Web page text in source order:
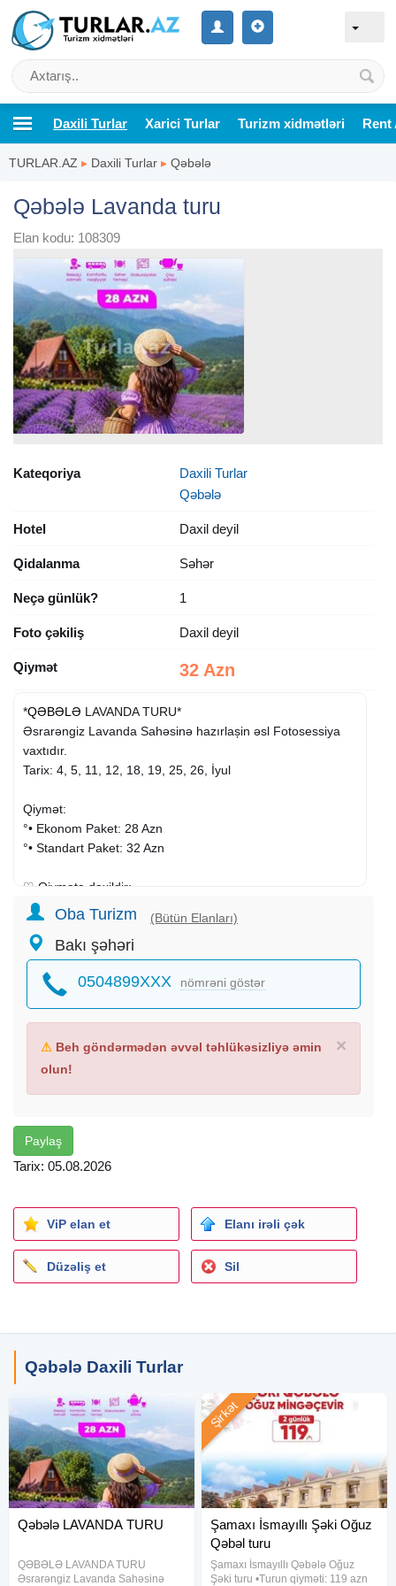
Daxili Turlar Xarici Turlar Turizm xidmətləri Rent
TURLAR.AZ ▸ Daxili Turlar ▸ Qəbələ
Qəbələ Lavanda turu
Elan kodu: 108309
Kateqoriya
Daxili Turlar
Qəbələ
Hotel Daxil deyil
Qidalanma Səhər
Neçə günlük? 1
Foto çəkiliş Daxil deyil
Qiymət 32 Azn
*QƏBƏLƏ LAVANDA TURU*
Əsrarəngiz Lavanda Sahəsinə hazırlașin əsl Fotosessiya
vaxtıdır.
Tarix: 4, 5, 11, 12, 18, 19, 25, 26, İyul
Qiymət:
°• Ekonom Paket: 28 Azn
°• Standart Paket: 32 Azn
♡ Qiymətə daxildir:
Vip Nəqliyyat xidməti
Səhər yeməyi (Standart paketdə)
Çay süfrəsi
Ekskursiyalar
Tur Rəhbər (Bələdci)
Yol boyu əyləncəli oyunlar, qaliblər hədiyyələr və endirim
kuponları
♡ Ekskursiyalar:
Nahar fasiləsi (Öz hesabınıza)
Toplanış və çıxış:
*Xüsusi Qeydlər*
Muzey, Qoruq, ödənișli yerlər lavanda sahəsinə giriş, Nahar
yeməyi qiymətə daxil deyil.!
Tur zamanı spirtli icki içmək, Sürücü və Tur Rəhbərinin işinə
Ekstirim hal baş verərsə bizdən aslı olmayan vəziyyət
yaranarsa Tur Rəhbəri proqramı dəyişə və əvəzləyə bilər.
Ətraflı məlumat və ya rezervasiya üçün müraciət edə
bilərsiniz:
Instagram:
Whatsapp:
Oba Turizm (Bütün Elanları)
Bakı şəhəri
0504899XXX nömrəni göstər
×
⚠ Beh göndərmədən əvvəl təhlükəsizliyə əmin
olun!
Paylaş
Tarix: 05.08.2026
ViP elan et Elanı irəli çək
Düzəliş et Sil
Qəbələ Daxili Turlar
Qəbələ LAVANDA TURU
QƏBƏLƏ LAVANDA TURU
Əsrarəngiz Lavanda Sahəsinə
Şamaxı İsmayıllı Şəki Oğuz
Qəbəl turu
Şamaxı İsmayıllı Qəbələ Oğuz
Şəki turu •Turun qiyməti: 119 azn
Şirkət